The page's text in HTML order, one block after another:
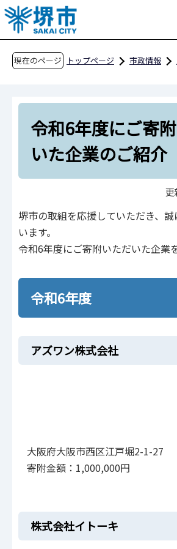
こ
の
ペ
現在のページ トップページ 市政情報
地方創生応援税制（企業版ふ
令和6年度にご寄附いただい
令和6年度にご寄
いた企業のご紹介
更
堺市の取組を応援していただき、
います。
令和6年度にご寄附いただいた企業
令和6年度
アズワン株式会社
大阪府大阪市西区江戸堀2-1-27
寄附金額：1,000,000円
株式会社イトーキ